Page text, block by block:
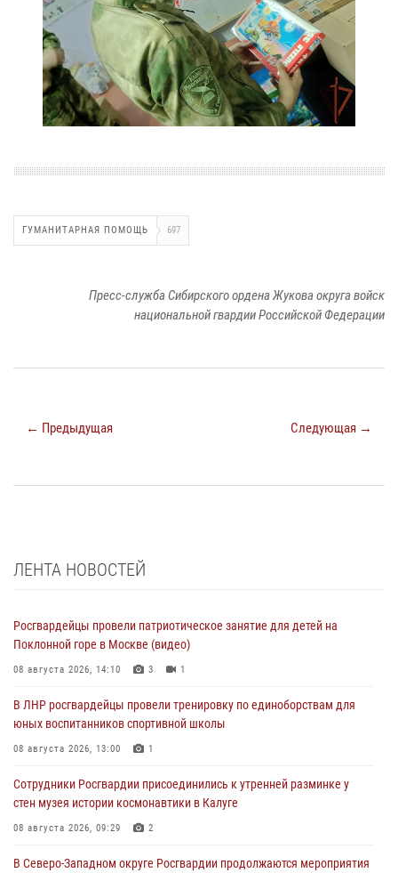
ГУМАНИТАРНАЯ ПОМОЩЬ 697
Пресс-служба Сибирского ордена Жукова округа войск
национальной гвардии Российской Федерации
← Предыдущая Следующая →
ЛЕНТА НОВОСТЕЙ
Росгвардейцы провели патриотическое занятие для детей на
Поклонной горе в Москве (видео)
08 августа 2026, 14:10 3 1
В ЛНР росгвардейцы провели тренировку по единоборствам для
юных воспитанников спортивной школы
08 августа 2026, 13:00 1
Сотрудники Росгвардии присоединились к утренней разминке у
стен музея истории космонавтики в Калуге
08 августа 2026, 09:29 2
В Северо-Западном округе Росгвардии продолжаются мероприятия